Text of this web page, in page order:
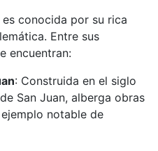
conocida por su rica
Entre sus
encuentran:​
: Construida en el siglo
San Juan, alberga obras
notable de